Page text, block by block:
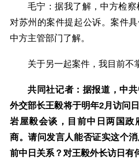
毛宁：据我了解，中方检察
对苏州的案件提起公诉。案件
中方主管部门了解。
关于另一起案件，我目前不
共同社记者：据报道，中共
外交部长王毅将于明年2月访问
岩屋毅会谈，目前中日两国政
商。请问发言人能否证实这个
前中日关系？对王毅外长访日有